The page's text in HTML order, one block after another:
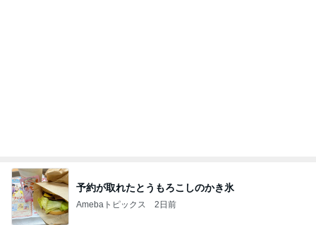
予約が取れたとうもろこしのかき氷
Amebaトピックス 2日前